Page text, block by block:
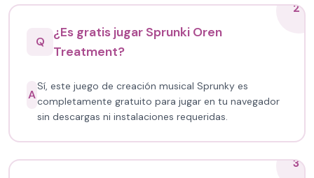
2
Q
¿Es gratis jugar Sprunki Oren
Treatment?
A
Sí, este juego de creación musical Sprunky es
completamente gratuito para jugar en tu navegador
sin descargas ni instalaciones requeridas.
3